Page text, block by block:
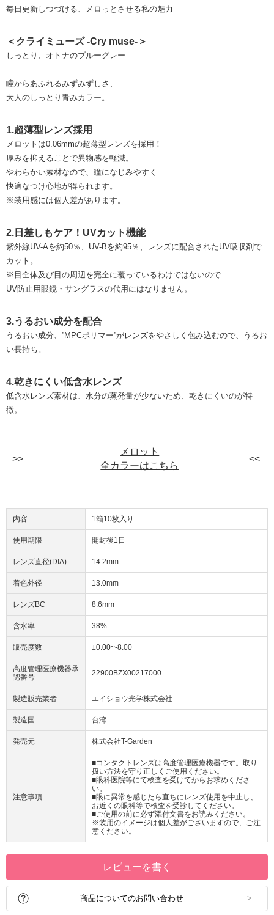
毎日更新しつづける、メロっとさせる私の魅力
＜クライミューズ -Cry muse-＞
しっとり、オトナのブルーグレー
瞳からあふれるみずみずしさ、
大人のしっとり青みカラー。
1.超薄型レンズ採用
メロットは0.06mmの超薄型レンズを採用！
厚みを抑えることで異物感を軽減。
やわらかい素材なので、瞳になじみやすく
快適なつけ心地が得られます。
※装用感には個人差があります。
2.日差しもケア！UVカット機能
紫外線UV-Aを約50％、UV-Bを約95％、レンズに配合されたUV吸収剤で
カット。
※目全体及び目の周辺を完全に覆っているわけではないので
UV防止用眼鏡・サングラスの代用にはなりません。
3.うるおい成分を配合
うるおい成分、”MPCポリマー”がレンズをやさしく包み込むので、うるお
い長持ち。
4.乾きにくい低含水レンズ
低含水レンズ素材は、水分の蒸発量が少ないため、乾きにくいのが特
徴。
メロット
全カラーはこちら
内容 1箱10枚入り
使用期限 開封後1日
レンズ直径(DIA) 14.2mm
着色外径 13.0mm
レンズBC 8.6mm
含水率 38%
販売度数 ±0.00~-8.00
高度管理医療機器承
認番号
22900BZX00217000
製造販売業者 エイショウ光学株式会社
製造国 台湾
発売元 株式会社T-Garden
注意事項
■コンタクトレンズは高度管理医療機器です。取り
扱い方法を守り正しくご使用ください。
■眼科医院等にて検査を受けてからお求めくださ
い。
■眼に異常を感じたら直ちにレンズ使用を中止し、
お近くの眼科等で検査を受診してください。
■ご使用の前に必ず添付文書をお読みください。
※装用のイメージは個人差がございますので、ご注
意ください。
レビューを書く
商品についてのお問い合わせ